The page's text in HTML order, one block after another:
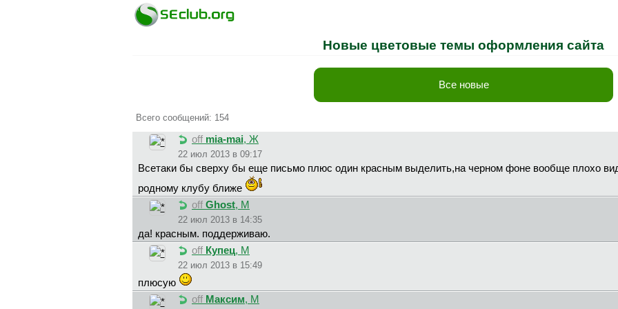
Новые цветовые темы оформления сайта
Все новые
Всего сообщений: 154
off mia-mai, Ж
22 июл 2013 в 09:17
Всетаки бы сверху бы еще письмо плюс один красным выделить,на черном фоне вообще плохо
родному клубу ближе
off Ghost, М
22 июл 2013 в 14:35
да! красным. поддерживаю.
off Купец, М
22 июл 2013 в 15:49
плюсую
off Максим, М